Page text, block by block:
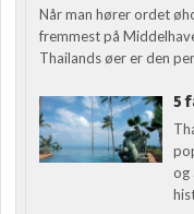
Når man hører ordet
fremmest på
Thailands øer er den
5
og